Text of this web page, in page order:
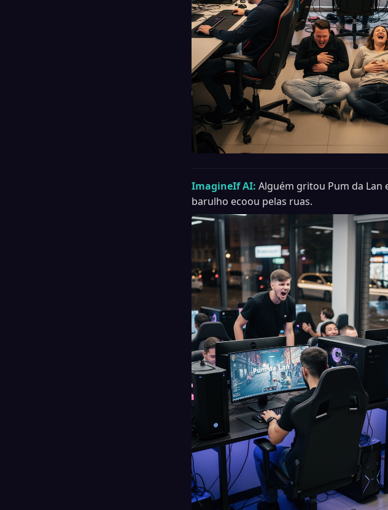
ImagineIf AI: Alguém gritou Pum da Lan
barulho ecoou pelas ruas.